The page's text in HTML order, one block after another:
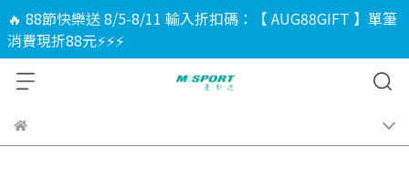
🔥 88節快樂送 8/5-8/11 輸入折扣碼：【 AUG88GIFT 】單筆
消費現折88元⚡⚡⚡